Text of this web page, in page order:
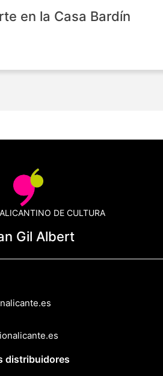
en la Casa Bardín
DE CULTURA
Gil Albert
distribuidores